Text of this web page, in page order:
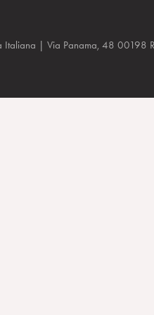
Italiana | Via Panama, 48